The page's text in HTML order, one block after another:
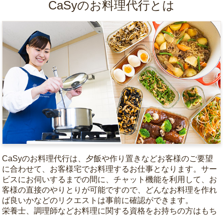
CaSyのお料理代行とは
CaSyのお料理代行は、夕飯や作り置きなどお客様のご要望
に合わせて、お客様宅でお料理するお仕事となります。サー
ビスにお伺いするまでの間に、チャット機能を利用して、お
客様の直接のやりとりが可能ですので、どんなお料理を作れ
ば良いかなどのリクエストは事前に確認ができます。
栄養士、調理師などお料理に関する資格をお持ちの方はもち